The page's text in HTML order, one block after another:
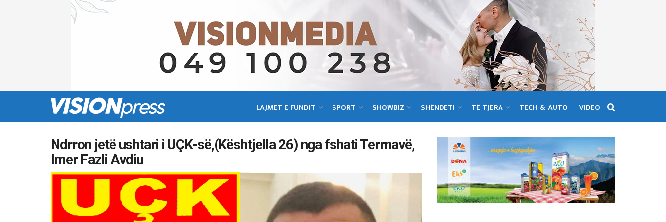
LAJMET E FUNDIT SPORT SHOWBIZ SHËNDETI TË TJERA TECH & AUTO VIDEO
Ndrron jetë ushtari i UÇK-së,(Kështjella 26) nga fshati Terrnavë,
Imer Fazli Avdiu